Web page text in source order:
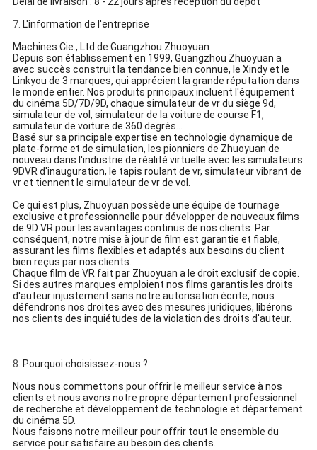
7. L'information de l'entreprise
Machines Cie., Ltd de Guangzhou Zhuoyuan
Depuis son établissement en 1999, Guangzhou Zhuoyuan a
avec succès construit la tendance bien connue, le Xindy et le
Linkyou de 3 marques, qui apprécient la grande réputation dans
le monde entier. Nos produits principaux incluent l'équipement
du cinéma 5D/7D/9D, chaque simulateur de vr du siège 9d,
simulateur de vol, simulateur de la voiture de course F1,
simulateur de voiture de 360 degrés…
Basé sur sa principale expertise en technologie dynamique de
plate-forme et de simulation, les pionniers de Zhuoyuan de
nouveau dans l'industrie de réalité virtuelle avec les simulateurs
9DVR d'inauguration, le tapis roulant de vr, simulateur vibrant de
vr et tiennent le simulateur de vr de vol.
Ce qui est plus, Zhuoyuan possède une équipe de tournage
exclusive et professionnelle pour développer de nouveaux films
de 9D VR pour les avantages continus de nos clients. Par
conséquent, notre mise à jour de film est garantie et fiable,
assurant les films flexibles et adaptés aux besoins du client
bien reçus par nos clients.
Chaque film de VR fait par Zhuoyuan a le droit exclusif de copie.
Si des autres marques emploient nos films garantis les droits
d'auteur injustement sans notre autorisation écrite, nous
défendrons nos droites avec des mesures juridiques, libérons
nos clients des inquiétudes de la violation des droits d'auteur.
8. Pourquoi choisissez-nous ?
Nous nous commettons pour offrir le meilleur service à nos
clients et nous avons notre propre département professionnel
de recherche et développement de technologie et département
du cinéma 5D.
Nous faisons notre meilleur pour offrir tout le ensemble du
service pour satisfaire au besoin des clients.